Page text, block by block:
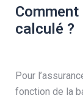
calculé ?
Pour
fonction de la